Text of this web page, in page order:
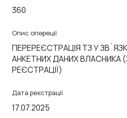
360
Опис опереції
ПЕРЕРЕЄСТРАЦІЯ ТЗ У
АНКЕТНИХ ДАНИХ ВЛАСНИКА
РЕЄСТРАЦІЇ)
Дата реєстрації
17.07.2025